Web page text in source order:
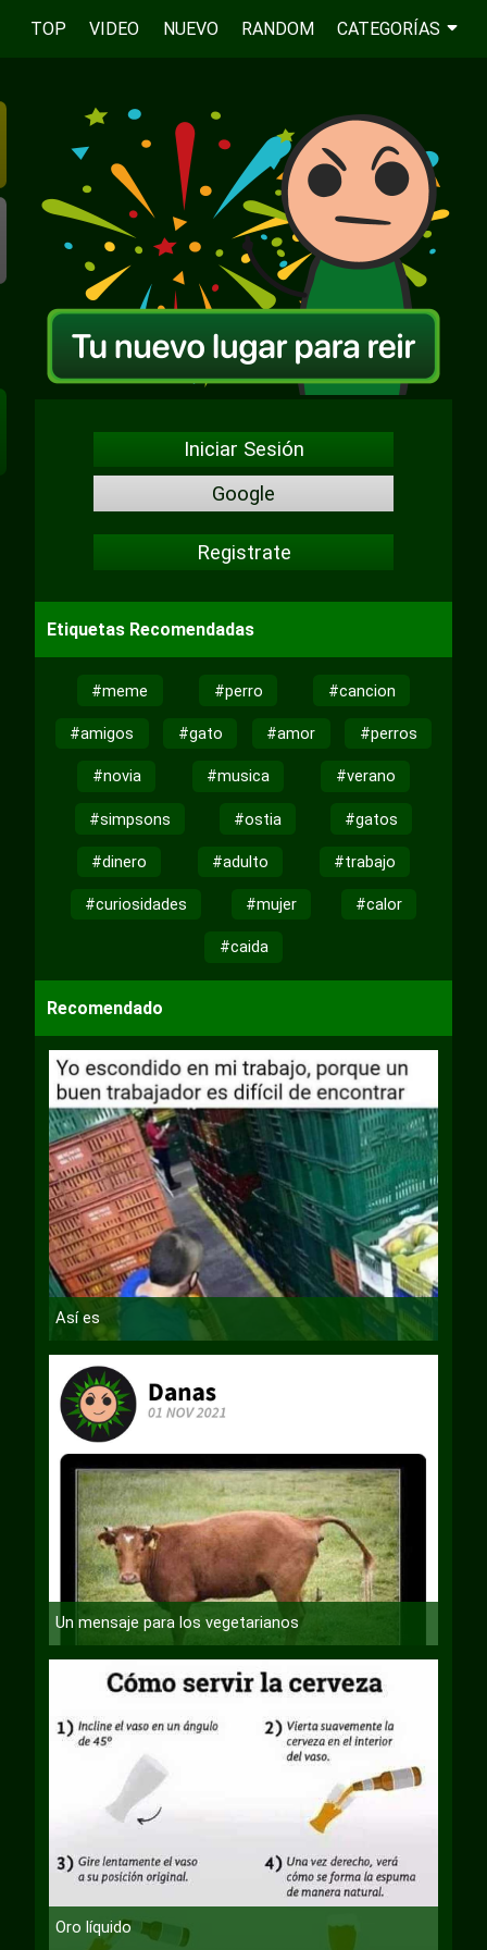
TOP VIDEO NUEVO RANDOM CATEGORÍAS
Iniciar Sesión
Google
Registrate
Etiquetas Recomendadas
#meme #perro #cancion
#amigos #gato #amor #perros
#novia #musica #verano
#simpsons #ostia #gatos
#dinero #adulto #trabajo
#curiosidades #mujer #calor
#caida
Recomendado
Así es
Un mensaje para los vegetarianos
Oro líquido